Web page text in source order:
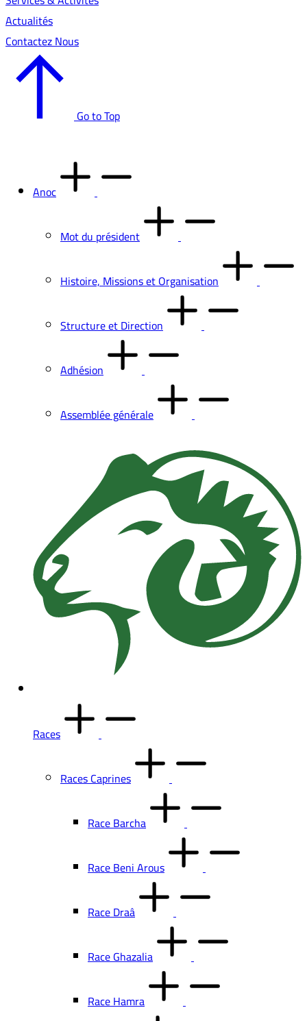
Actualités
Contactez Nous
Go to Top
Anoc
Mot du président
Histoire, Missions et Organisation
Structure et Direction
Adhésion
Assemblée générale
Races
Races Caprines
Race Barcha
Race Beni Arous
Race Draâ
Race Ghazalia
Race Hamra